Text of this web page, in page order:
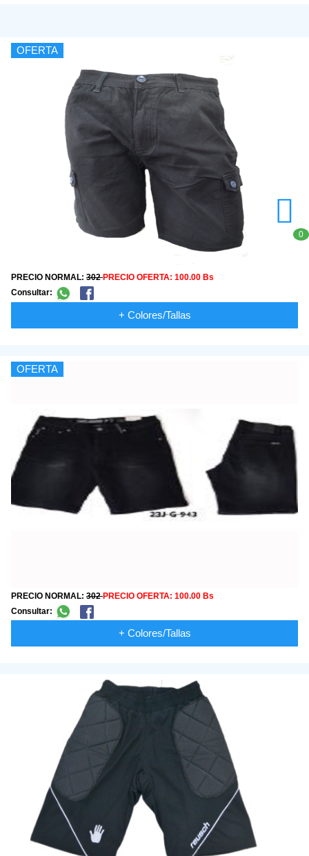
OFERTA
PRECIO NORMAL: 302PRECIO OFERTA: 100.00 Bs
Consultar:
+ Colores/Tallas
OFERTA
PRECIO NORMAL: 302PRECIO OFERTA: 100.00 Bs
Consultar:
+ Colores/Tallas
0